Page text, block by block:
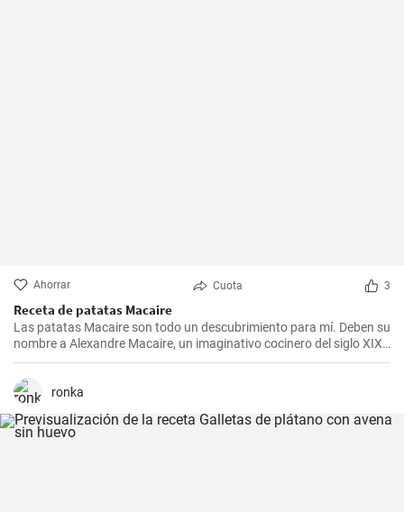
Ahorrar Cuota 3
Receta de patatas Macaire
Las patatas Macaire son todo un descubrimiento para mí. Deben su
nombre a Alexandre Macaire, un imaginativo cocinero del siglo XIX.
Este plato de patatas de sabor exquisito es en realidad muy sencillo
y sólo requiere unos pocos ingredientes. Es lo que más me gusta
cocinar con mi familia los fines de semana, cuando podemos
¡tendrás una sabrosa receta de guarnición en tu repertorio culinario
en un abrir y cerrar de ojos!
ronka